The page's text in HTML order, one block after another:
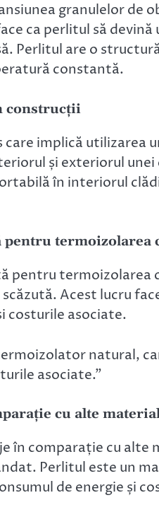
granulelor de
ca perlitul să
Perlitul are o
constantă.
construcții
care implică utilizarea
și exteriorul
în interiorul
termoizolarea
pentru termoizolarea
Acest lucru
costurile asociate.
natural,
asociate.”
cu alte
în comparație cu
Perlitul este un
de energie și